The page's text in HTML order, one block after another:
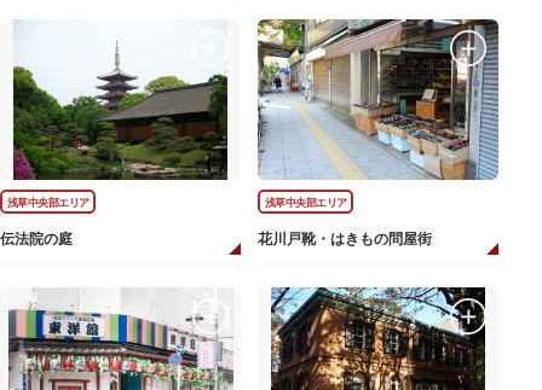
浅草中央部エリア
伝法院の庭
浅草中央部エリア
花川戸靴・はきもの問屋街